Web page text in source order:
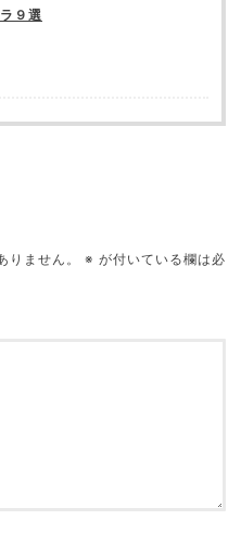
９選
りません。 ※ が付いている欄は必